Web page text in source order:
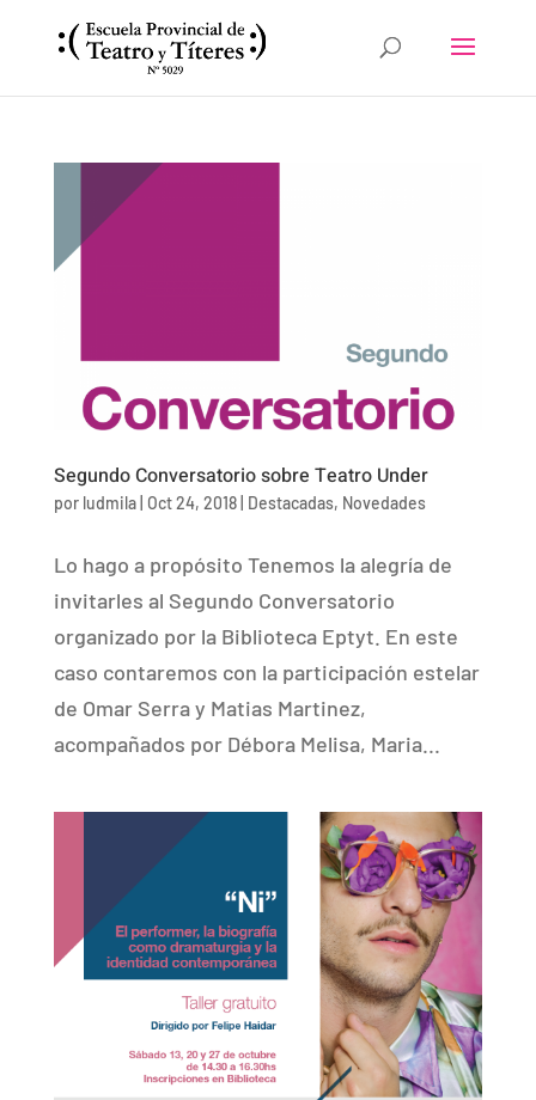
Segundo Conversatorio sobre Teatro Under
por ludmila| Oct 24, 2018| Destacadas, Novedades
Lo hago a propósito Tenemos la alegría de
invitarles al Segundo Conversatorio
organizado por la Biblioteca Eptyt. En este
caso contaremos con la participación estelar
de Omar Serra y Matias Martinez,
acompañados por Débora Melisa, Maria...